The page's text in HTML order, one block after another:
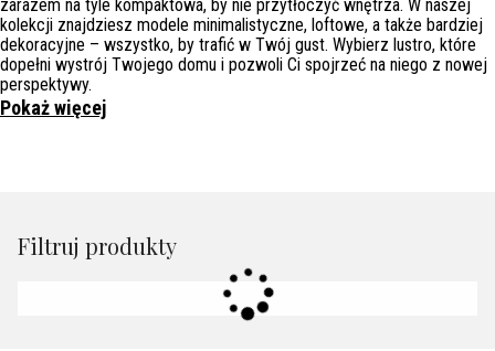
zarazem na tyle kompaktowa, by nie przytłoczyć wnętrza. W naszej
kolekcji znajdziesz modele minimalistyczne, loftowe, a także bardziej
dekoracyjne – wszystko, by trafić w Twój gust. Wybierz lustro, które
dopełni wystrój Twojego domu i pozwoli Ci spojrzeć na niego z nowej
perspektywy.
Pokaż więcej
Filtruj produkty